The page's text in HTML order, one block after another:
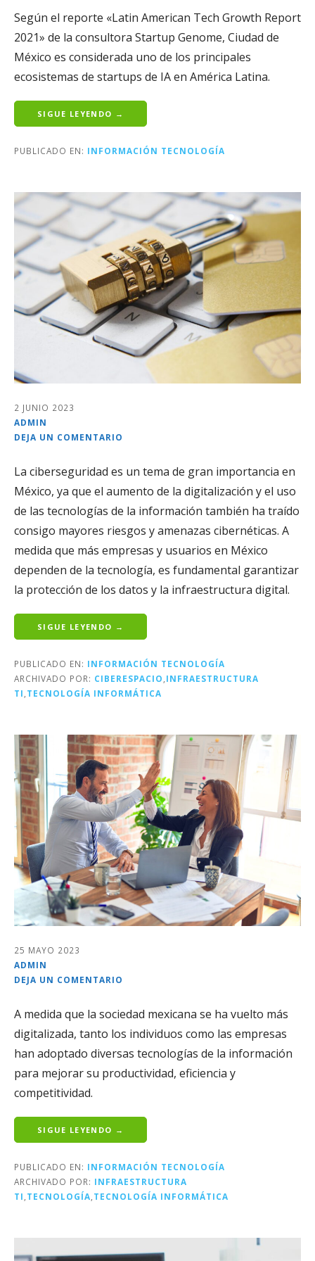
Según el reporte «Latin American Tech Growth Report
2021» de la consultora Startup Genome, Ciudad de
México es considerada uno de los principales
ecosistemas de startups de IA en América Latina.
SIGUE LEYENDO →
PUBLICADO EN: INFORMACIÓN TECNOLOGÍA
2 JUNIO 2023
ADMIN
DEJA UN COMENTARIO
La ciberseguridad es un tema de gran importancia en
México, ya que el aumento de la digitalización y el uso
de las tecnologías de la información también ha traído
consigo mayores riesgos y amenazas cibernéticas. A
medida que más empresas y usuarios en México
dependen de la tecnología, es fundamental garantizar
la protección de los datos y la infraestructura digital.
SIGUE LEYENDO →
PUBLICADO EN: INFORMACIÓN TECNOLOGÍA
ARCHIVADO POR: CIBERESPACIO INFRAESTRUCTURA
TI TECNOLOGÍA INFORMÁTICA
25 MAYO 2023
ADMIN
DEJA UN COMENTARIO
A medida que la sociedad mexicana se ha vuelto más
digitalizada, tanto los individuos como las empresas
han adoptado diversas tecnologías de la información
para mejorar su productividad, eficiencia y
competitividad.
SIGUE LEYENDO →
PUBLICADO EN: INFORMACIÓN TECNOLOGÍA
ARCHIVADO POR: INFRAESTRUCTURA
TI TECNOLOGÍA TECNOLOGÍA INFORMÁTICA